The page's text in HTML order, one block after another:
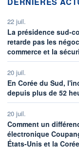
22 juil.
La présidence sud-
retarde pas les
commerce et la
20 juil.
En Corée du Sud,
depuis plus de 52
20 juil.
Comment un
électronique
États-Unis et la